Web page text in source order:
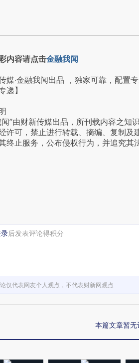
内容请点击金融我闻
·金融我闻出品 ，独家可靠，配置
递】
由财新传媒出品，所刊载内容之知
许可，禁止进行转载、摘编、复制
终止服务，公布侵权行为，并追究其
后发表评论得积分
仅代表网友个人观点，不代表财新网观点
本篇文章暂无